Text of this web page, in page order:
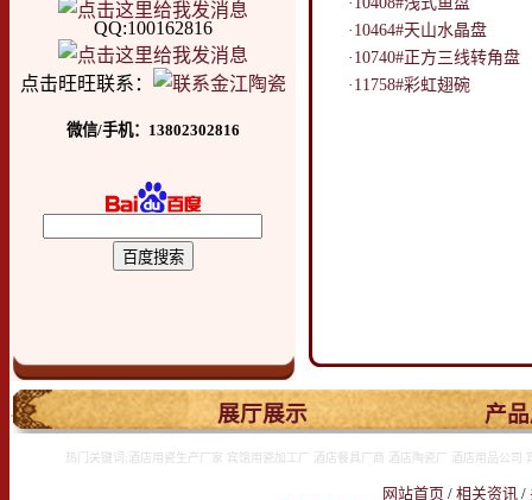
QQ:100162816
点击旺旺联系：
微信/手机：13802302816
·10464#天山水晶盘
·10740#正方三线转角盘
·11758#彩虹翅碗
. 展厅展示 产
热门关键词:酒店用瓷生产厂家 宾馆用瓷加工厂 酒店餐具厂商 酒店陶瓷厂 酒店用品公
网站首页/ 相关资讯/